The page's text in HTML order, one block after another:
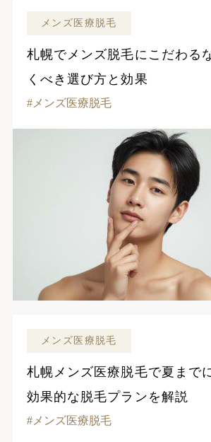
メンズ医療脱毛
札幌でメンズ脱毛にこだわる
くべき選び方と効果
メンズ医療脱毛
メンズ医療脱毛
札幌メンズ医療脱毛で夏まで
効果的な脱毛プランを解説
メンズ医療脱毛